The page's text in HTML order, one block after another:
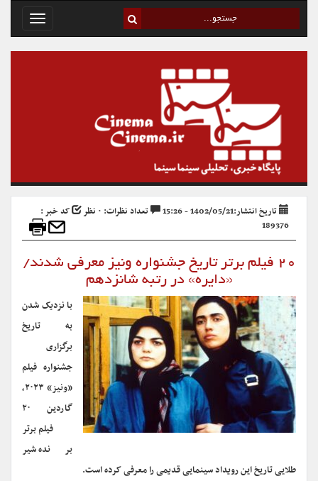
Toggle
تاریخ انتشار:1402/05/21 - 15:26 تعداد نظرات: ۰ نظر
کد خبر :
189376
۲۰ فیلم برتر تاریخ جشنواره ونیز معرفی شدند/
«دایره» در رتبه شانزدهم
با نزدیک شدن
به تاریخ
برگزاری
جشنواره فیلم
«ونیز» ۲۰۲۳،
گاردین ۲۰
فیلم برتر
برنده شیر
طلایی تاریخ این رویداد سینمایی قدیمی را معرفی کرده است.